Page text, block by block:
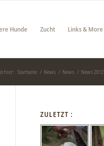
Hunde Zucht Links & More
hier: Startseite / News / News / News 2012
ZULETZT :